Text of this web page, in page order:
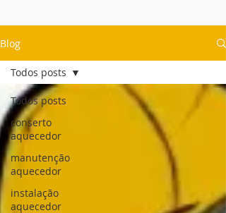
Blog
Todos posts
conserto
aquecedor
manutenção
aquecedor
instalação
aquecedor
Todos posts